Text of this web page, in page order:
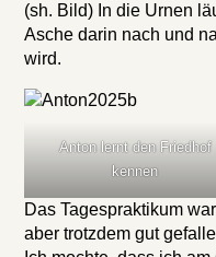
(sh. Bild) In die Urnen
Asche darin nach und
wird.
Anton lernt den Friedhof
kennen
Das Tagespraktikum
aber trotzdem gut